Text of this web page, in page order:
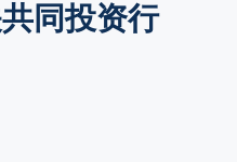
同投资行